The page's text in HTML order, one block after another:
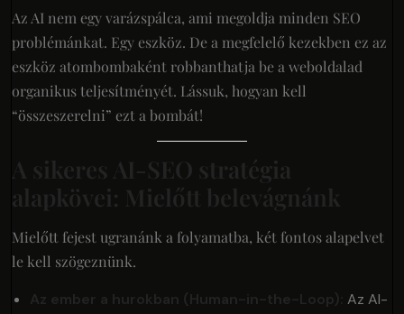
Az AI nem egy varázspálca, ami megoldja minden SEO
problémánkat. Egy eszköz. De a megfelelő kezekben ez az
eszköz atombombaként robbanthatja be a weboldalad
organikus teljesítményét. Lássuk, hogyan kell
“összeszerelni” ezt a bombát!
A sikeres AI-SEO stratégia
alapkövei: Mielőtt belevágnánk
Mielőtt fejest ugranánk a folyamatba, két fontos alapelvet
le kell szögeznünk.
Az ember a hurokban (Human-in-the-Loop): Az AI-